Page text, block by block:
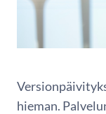
hieman.